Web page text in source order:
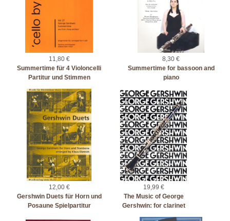
11,80 €
Summertime für 4 Violoncelli
Partitur und Stimmen
8,30 €
Summertime for bassoon and
piano
12,00 €
Gershwin Duets für Horn und
Posaune Spielpartitur
19,99 €
The Music of George
Gershwin: for clarinet